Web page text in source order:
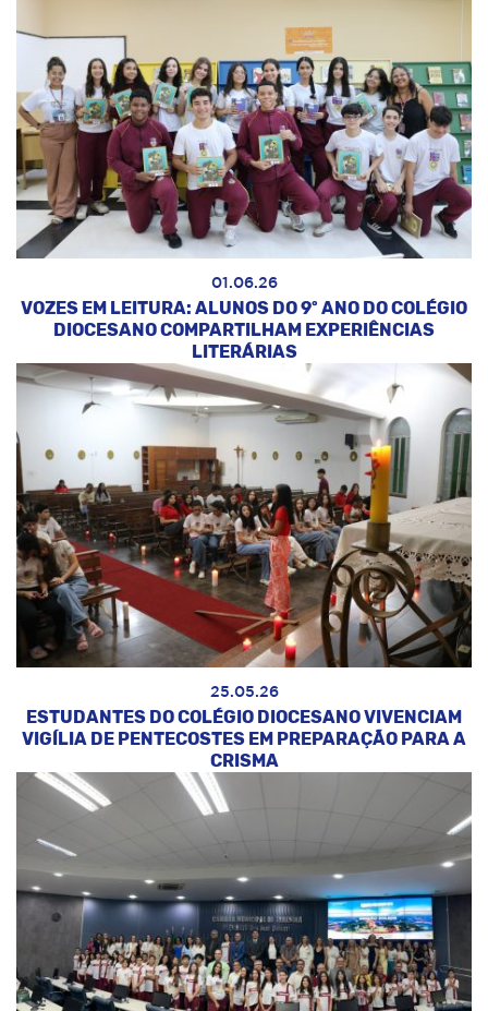
01.06.26
VOZES EM LEITURA: ALUNOS DO 9º ANO DO COLÉGIO
DIOCESANO COMPARTILHAM EXPERIÊNCIAS
LITERÁRIAS
25.05.26
ESTUDANTES DO COLÉGIO DIOCESANO VIVENCIAM
VIGÍLIA DE PENTECOSTES EM PREPARAÇÃO PARA A
CRISMA